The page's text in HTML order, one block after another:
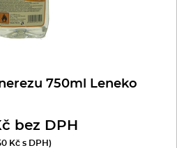
750ml Leneko
bez DPH
Kč s DPH)